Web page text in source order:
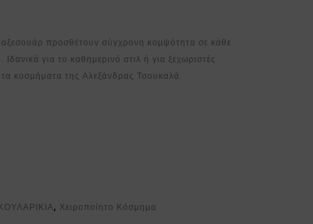
προσθέτουν σύγχρονη κομψότητα σε κάθε
για το καθημερινό στιλ ή για ξεχωριστές
κοσμήματα της Αλεξάνδρας Τσουκαλά.
, Χειροποίητο Κόσμημα